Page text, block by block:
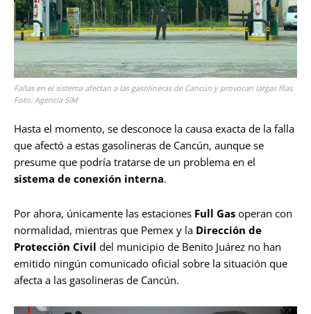
Fallas en el sistema afectan a las gasolineras de Cancún y provocan largas filas.
Foto: Agencia SIM
Hasta el momento, se desconoce la causa exacta de la falla
que afectó a estas gasolineras de Cancún, aunque se
presume que podría tratarse de un problema en el
sistema de conexión interna.
Por ahora, únicamente las estaciones Full Gas operan con
normalidad, mientras que Pemex y la Dirección de
Protección Civil del municipio de Benito Juárez no han
emitido ningún comunicado oficial sobre la situación que
afecta a las gasolineras de Cancún.